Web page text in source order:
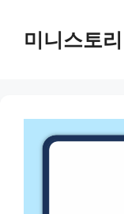
content미니스토리